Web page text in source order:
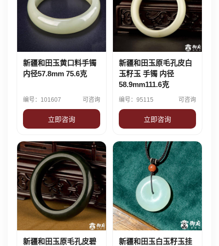
新疆和田玉黄口料手镯
内径57.8mm 75.6克
编号：101607 可咨询
立即咨询
新疆和田玉原毛孔皮白
玉籽玉 手镯 内径
58.9mm111.6克
编号：95115 可咨询
立即咨询
新疆和田玉原毛孔皮碧
新疆和田玉白玉籽玉挂